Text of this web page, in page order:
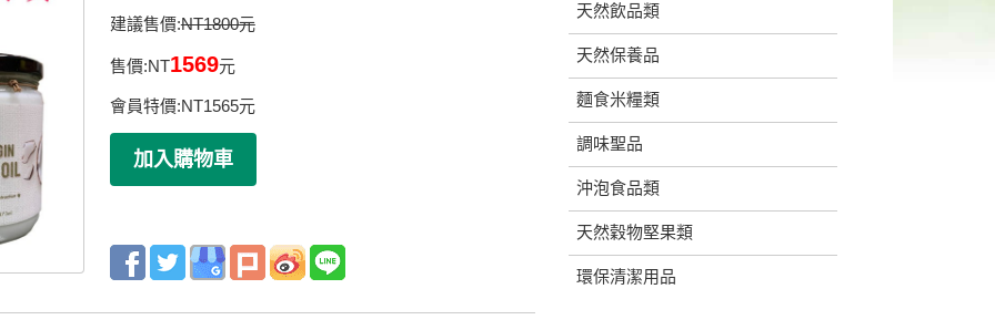
建議售價:NT1800元
售價:NT1569元
會員特價:NT1565元
天然飲品類
天然保養品
麵食米糧類
調味聖品
沖泡食品類
天然穀物堅果類
環保清潔用品